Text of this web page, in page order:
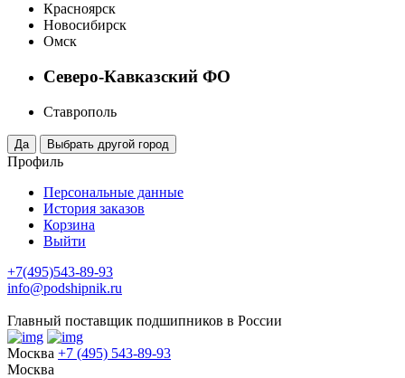
Красноярск
Новосибирск
Омск
Северо-Кавказский ФО
Ставрополь
Профиль
Персональные данные
История заказов
Корзина
Выйти
+7(495)543-89-93
info@podshipnik.ru
Главный поставщик подшипников в России
Москва +7 (495) 543-89-93
Москва